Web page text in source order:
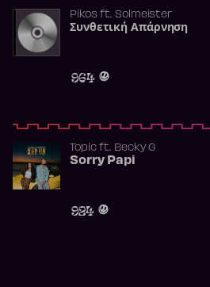
Pikosft. Solmeister
Συνθετική Απάρνηση
964
Topicft. Becky G
Sorry Papi
924